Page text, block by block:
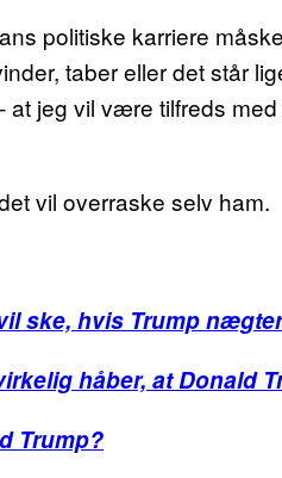
politiske karriere
taber eller det står
jeg vil være tilfreds med
vil overraske selv ham.
ske, hvis Trump
håber, at Donald
Trump?